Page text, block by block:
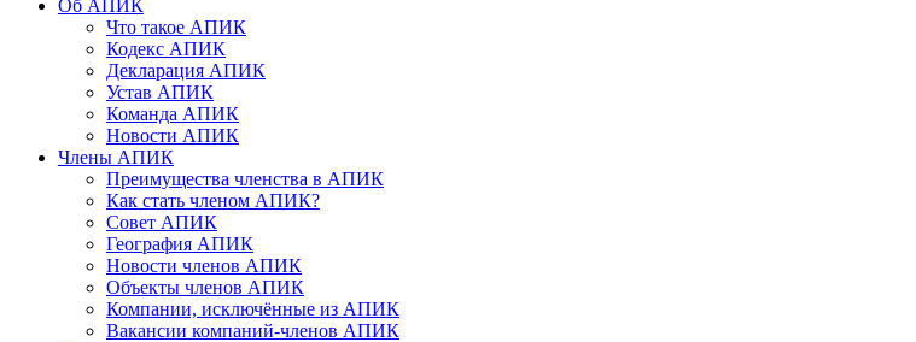
Об АПИК
Что такое АПИК
Кодекс АПИК
Декларация АПИК
Устав АПИК
Команда АПИК
Новости АПИК
Члены АПИК
Преимущества членства в АПИК
Как стать членом АПИК?
Совет АПИК
География АПИК
Новости членов АПИК
Объекты членов АПИК
Компании, исключённые из АПИК
Вакансии компаний-членов АПИК